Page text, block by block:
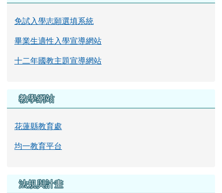
免試入學志願選填系統
畢業生適性入學宣導網站
十二年國教主題宣導網站
教學網站
花蓮縣教育處
均一教育平台
法規與計畫